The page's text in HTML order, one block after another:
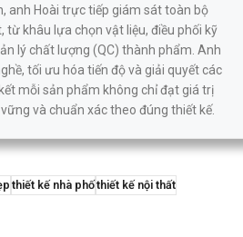
anh Hoài trực tiếp giám sát toàn bộ
từ khâu lựa chọn vật liệu, điều phối kỹ
lý chất lượng (QC) thành phẩm. Anh
tối ưu hóa tiến độ và giải quyết các
mỗi sản phẩm không chỉ đạt giá trị
và chuẩn xác theo đúng thiết kế.
thiết kế nhà phốthiết kế nội thất